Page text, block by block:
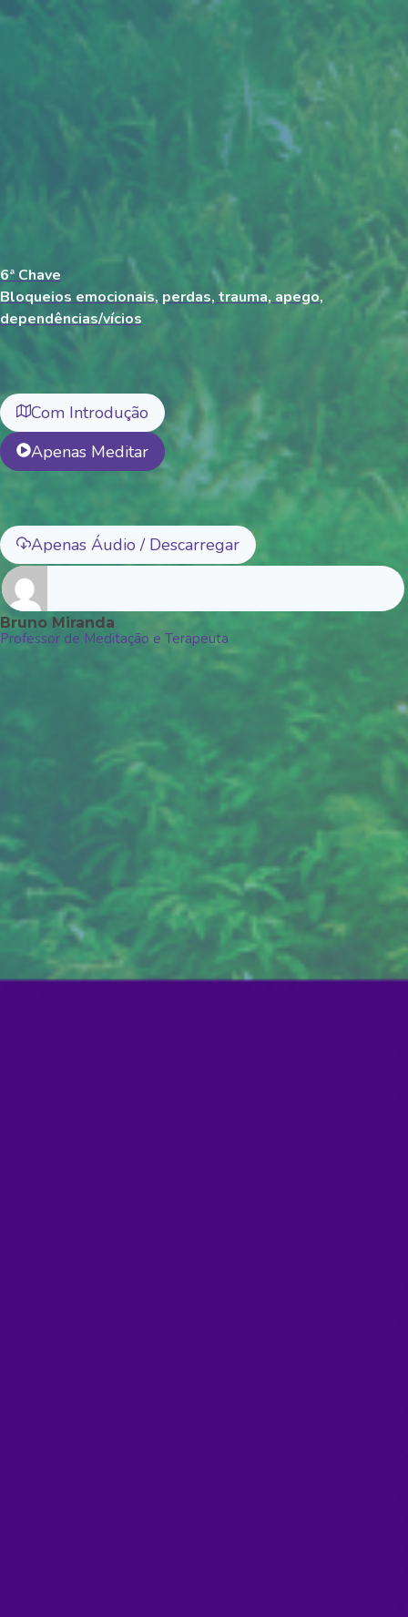
Skip
6ª Chave
Bloqueios emocionais, perdas, trauma, apego,
dependências/vícios
Com Introdução
Apenas Meditar
Apenas Áudio / Descarregar
Bruno Miranda
Professor de Meditação e Terapeuta